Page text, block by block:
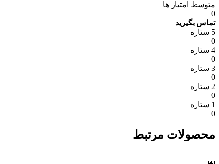
متوسط امتیاز ها
0
تماس بگیرید
5 ستاره
0
4 ستاره
0
3 ستاره
0
2 ستاره
0
1 ستاره
0
محصولات مرتبط